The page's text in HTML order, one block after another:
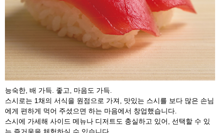
능숙한, 배 가득. 좋고, 마음도 가득.
스시로는 1채의 서식을 원점으로 가져, 맛있는 스시를 보다 많은 손님
에게 편하게 먹어 주셨으면 하는 마음에서 창업했습니다.
스시에 가세해 사이드 메뉴나 디저트도 충실하고 있어, 선택할 수 있